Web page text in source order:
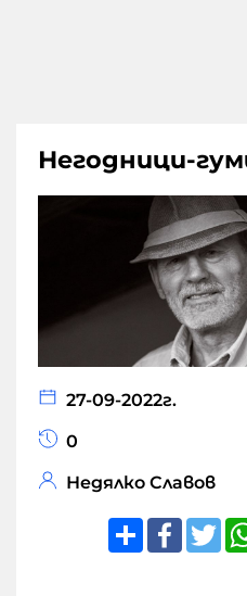
Негодници-
27-09-2022г.
0
Недялко Славов
Share